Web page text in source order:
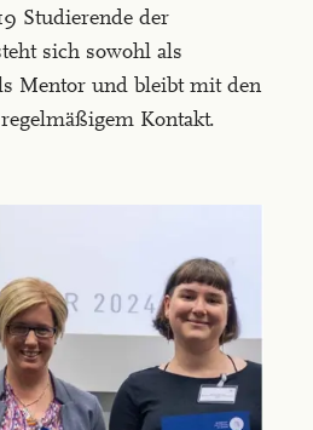
Studierende der
sich sowohl als
Mentor und bleibt mit den
Kontakt.